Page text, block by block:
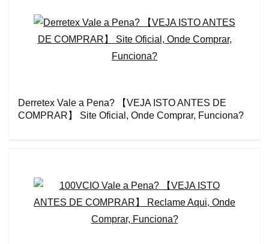
Derretex Vale a Pena? 【VEJA ISTO ANTES DE
COMPRAR】 Site Oficial, Onde Comprar, Funciona?